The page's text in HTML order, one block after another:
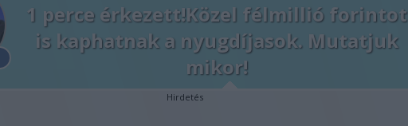
1 perce érkezett!Közel félmillió forintot
is kaphatnak a nyugdíjasok. Mutatjuk
mikor!
Hirdetés